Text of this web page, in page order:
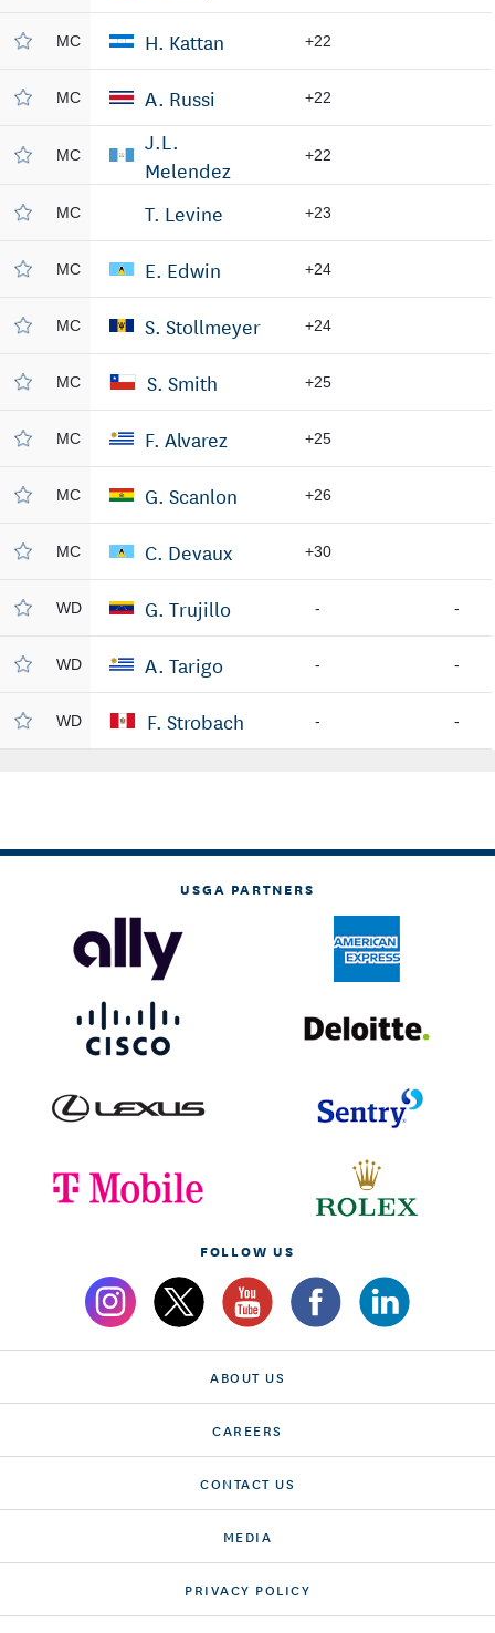
MC H. Kattan +22
MC A. Russi +22
MC
J.L.
Melendez
+22
MC T. Levine +23
MC E. Edwin +24
MC S. Stollmeyer +24
MC S. Smith +25
MC F. Alvarez +25
MC G. Scanlon +26
MC C. Devaux +30
WD G. Trujillo - -
WD A. Tarigo - -
WD F. Strobach - -
USGA PARTNERS
FOLLOW US
ABOUT US
CAREERS
CONTACT US
MEDIA
PRIVACY POLICY